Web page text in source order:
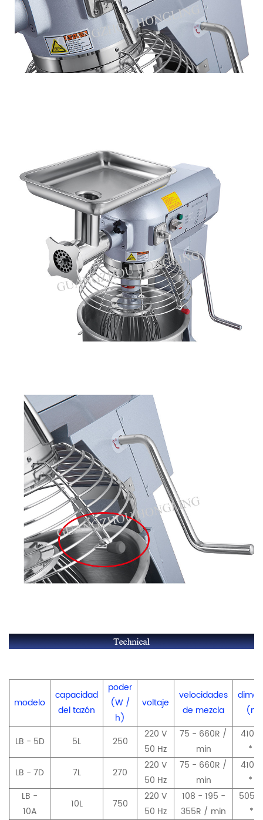
modelo
capacidad
del tazón
poder
(W /
h)
voltaje
velocidades
de mezcla
LB - 5D 5L 250
220 V
50 Hz
75 - 660R /
min
410
*
LB - 7D
7L 270
220 V
50 Hz
75 - 660R /
min
410
*
LB -
10A
10L 750
220 V
50 Hz
108 - 195 -
355R / min
505
*